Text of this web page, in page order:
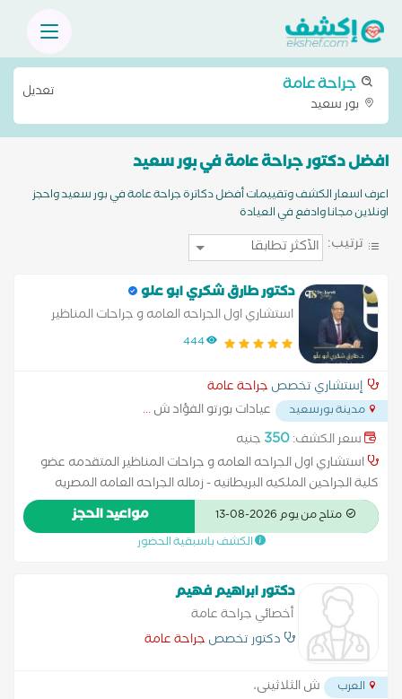
جراحة عامة
بور سعيد
تعديل
افضل دكتور جراحة عامة في بور سعيد
اعرف اسعار الكشف وتقييمات أفضل دكاترة جراحة عامة في بور سعيد واحجز
اونلاين مجانا وادفع في العيادة
ترتيب:
دكتور طارق شكري ابو علو
استشاري اول الجراحه العامه و جراحات المناظير
المتقدمه
444
إستشاري تخصص جراحة عامة
مدينة بورسعيد عيادات بورتو الفؤاد ش
...
سعر الكشف:350 جنيه
استشاري اول الجراحه العامه و جراحات المناظير المتقدمه عضو
كلية الجراحين الملكيه البريطانيه - زماله الجراحه العامه المصريه
دبلوم جراحة المناظير (فرنسا)
متاح من يوم 2026-08-13 مواعيد الحجز
الكشف باسبقية الحضور
دكتور ابراهيم فهيم
أخصائي جراحة عامة
دكتور تخصص جراحة عامة
العرب ش الثلاثينى،